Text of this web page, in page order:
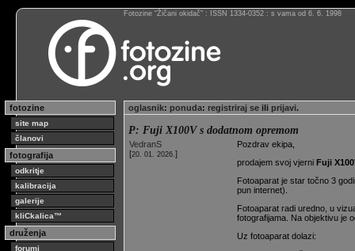
Fotozine “Žičani okidač” : ISSN 1334-0352 : s vama od 6. 6. 1998
fotozine
site map
članovi
fotografija
odkritje
kalibracija
galerije
kliCkalica™
druženja
forumi
oglasnik: ponuda: registriraj se ili prijavi.
P: Fuji X100V s dodatnom opremom
VedranS
[20. 01. 2026.]
Pozdrav ekipa,
prodajem svoj vjerni Fuji
Fotoaparat je star točno 3
pun internet).
Fotoaparat radi uredno, u
fotografijama. Na objektivu je
Uz fotoaparat dolazi: